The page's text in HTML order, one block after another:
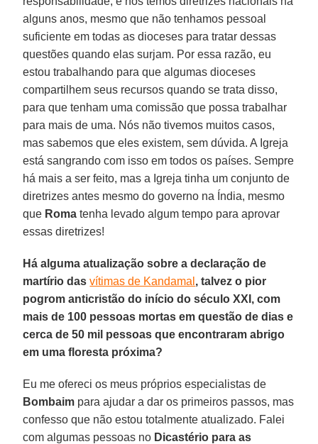
alguns anos, mesmo que não tenhamos pessoal
suficiente em todas as dioceses para tratar dessas
questões quando elas surjam. Por essa razão, eu
estou trabalhando para que algumas dioceses
compartilhem seus recursos quando se trata disso,
para que tenham uma comissão que possa trabalhar
para mais de uma. Nós não tivemos muitos casos,
mas sabemos que eles existem, sem dúvida. A Igreja
está sangrando com isso em todos os países. Sempre
há mais a ser feito, mas a Igreja tinha um conjunto de
diretrizes antes mesmo do governo na Índia, mesmo
que Roma tenha levado algum tempo para aprovar
essas diretrizes!
Há alguma atualização sobre a declaração de
martírio dasvítimas de Kandamal , talvez o pior
pogrom anticristão do início do século XXI, com
mais de 100 pessoas mortas em questão de dias e
cerca de 50 mil pessoas que encontraram abrigo
em uma floresta próxima?
Eu me ofereci os meus próprios especialistas de
Bombaim para ajudar a dar os primeiros passos, mas
confesso que não estou totalmente atualizado. Falei
com algumas pessoas no Dicastério para as